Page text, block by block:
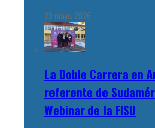
29 mayo, 2026
La Doble Carrera en
referente de
Webinar de la FISU